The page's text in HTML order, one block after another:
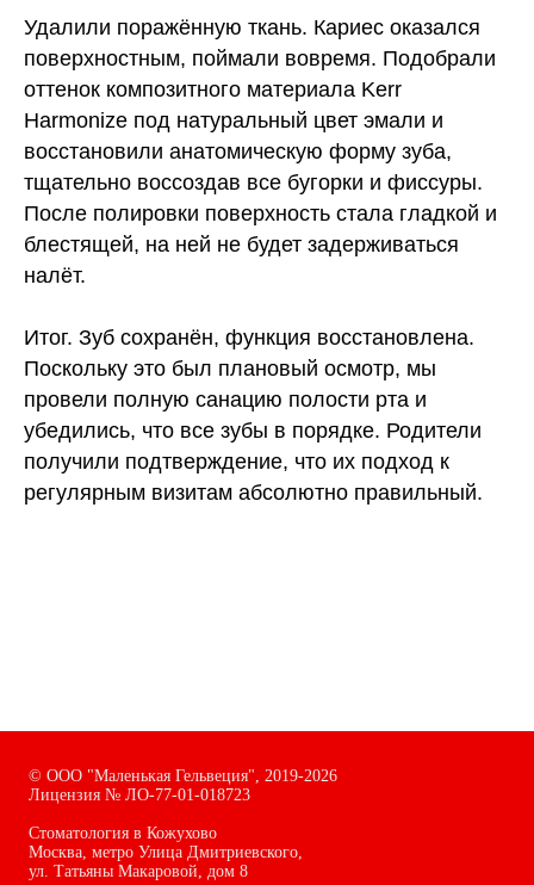
Удалили поражённую ткань. Кариес оказался
поверхностным, поймали вовремя. Подобрали
оттенок композитного материала Kerr
Harmonize под натуральный цвет эмали и
восстановили анатомическую форму зуба,
тщательно воссоздав все бугорки и фиссуры.
После полировки поверхность стала гладкой и
блестящей, на ней не будет задерживаться
налёт.
Итог. Зуб сохранён, функция восстановлена.
Поскольку это был плановый осмотр, мы
провели полную санацию полости рта и
убедились, что все зубы в порядке. Родители
получили подтверждение, что их подход к
регулярным визитам абсолютно правильный.
© ООО "Маленькая Гельвеция", 2019-2026
Лицензия № ЛО-77-01-018723
Стоматология в Кожухово
Москва, метро Улица Дмитриевского,
ул. Татьяны Макаровой, дом 8